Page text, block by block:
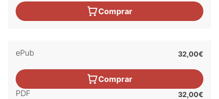
Comprar
ePub 32,00€
Comprar
PDF
32,00€